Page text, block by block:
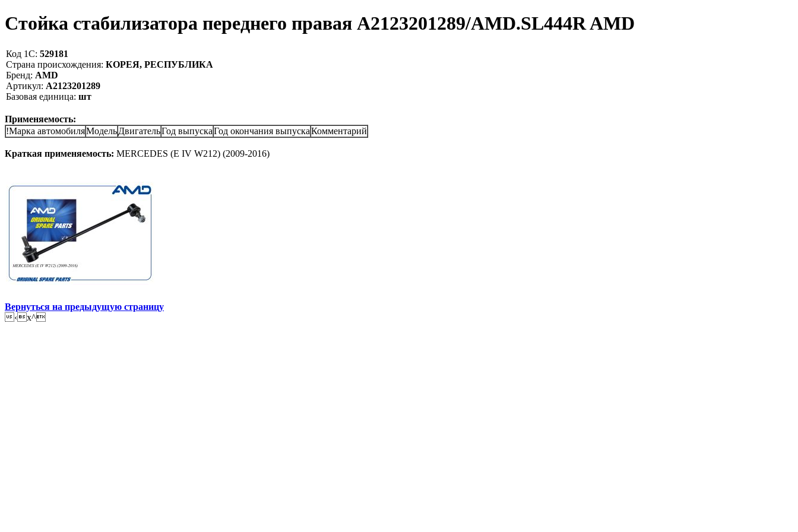
Стойка стабилизатора переднего правая A2123201289/AMD.SL444R AMD
Код 1С: 529181
Страна происхождения: КОРЕЯ, РЕСПУБЛИКА
Бренд: AMD
Артикул: A2123201289
Базовая единица: шт
Применяемость:
!Марка автомобиляМодельДвигательГод выпускаГод окончания выпускаКомментарий
Краткая применяемость: MERCEDES (E IV W212) (2009-2016)
Вернуться на предыдущую страницу
‹x^